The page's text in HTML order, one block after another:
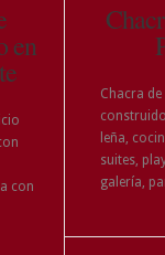
en
con
Chacra
leña,
suites,
galería,